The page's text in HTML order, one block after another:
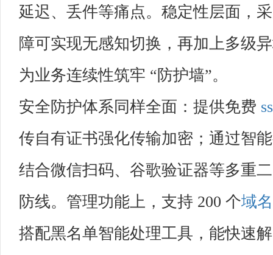
延迟、丢件等痛点。稳定性层面，
障可实现无感知切换，再加上多级
为业务连续性筑牢 “防护墙”。
安全防护体系同样全面：提供免费
传自有证书强化传输加密；通过智
结合微信扫码、谷歌验证器等多重
防线。管理功能上，支持 200 个域名
搭配黑名单智能处理工具，能快速